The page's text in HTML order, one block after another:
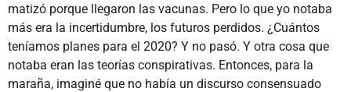
matizó porque llegaron las vacunas. Pero lo que yo notaba
más era la incertidumbre, los futuros perdidos. ¿Cuántos
teníamos planes para el 2020? Y no pasó. Y otra cosa que
notaba eran las teorías conspirativas. Entonces, para la
maraña, imaginé que no había un discurso consensuado